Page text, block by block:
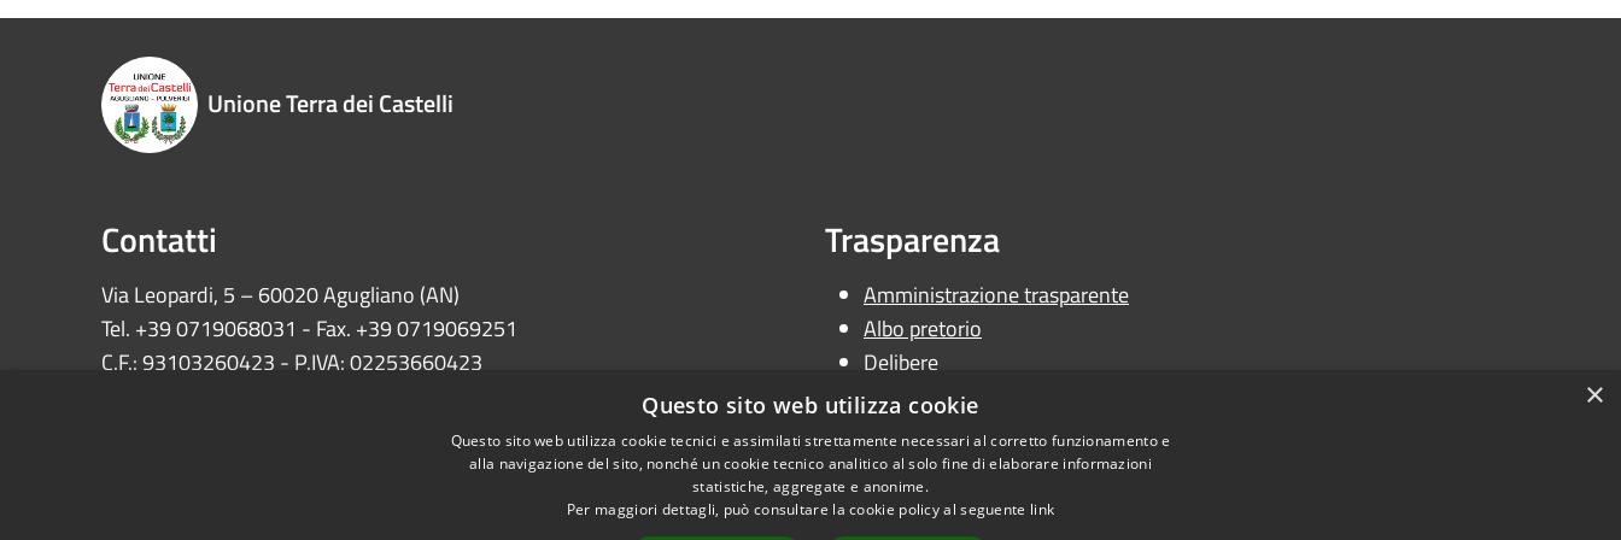
Unione Terra dei Castelli
Contatti
Via Leopardi, 5 – 60020 Agugliano (AN)
Tel. +39 0719068031 - Fax. +39 0719069251
C.F.: 93103260423 - P.IVA: 02253660423
comuni.unionecastelli@emarche.it
Trasparenza
Amministrazione trasparente
Albo pretorio
Delibere
Determine
Ordinanze
×
Questo sito web utilizza cookie
Questo sito web utilizza cookie tecnici e assimilati strettamente necessari al corretto funzionamento e
alla navigazione del sito, nonché un cookie tecnico analitico al solo fine di elaborare informazioni
statistiche, aggregate e anonime.
Per maggiori dettagli, può consultare la cookie policy al seguente link